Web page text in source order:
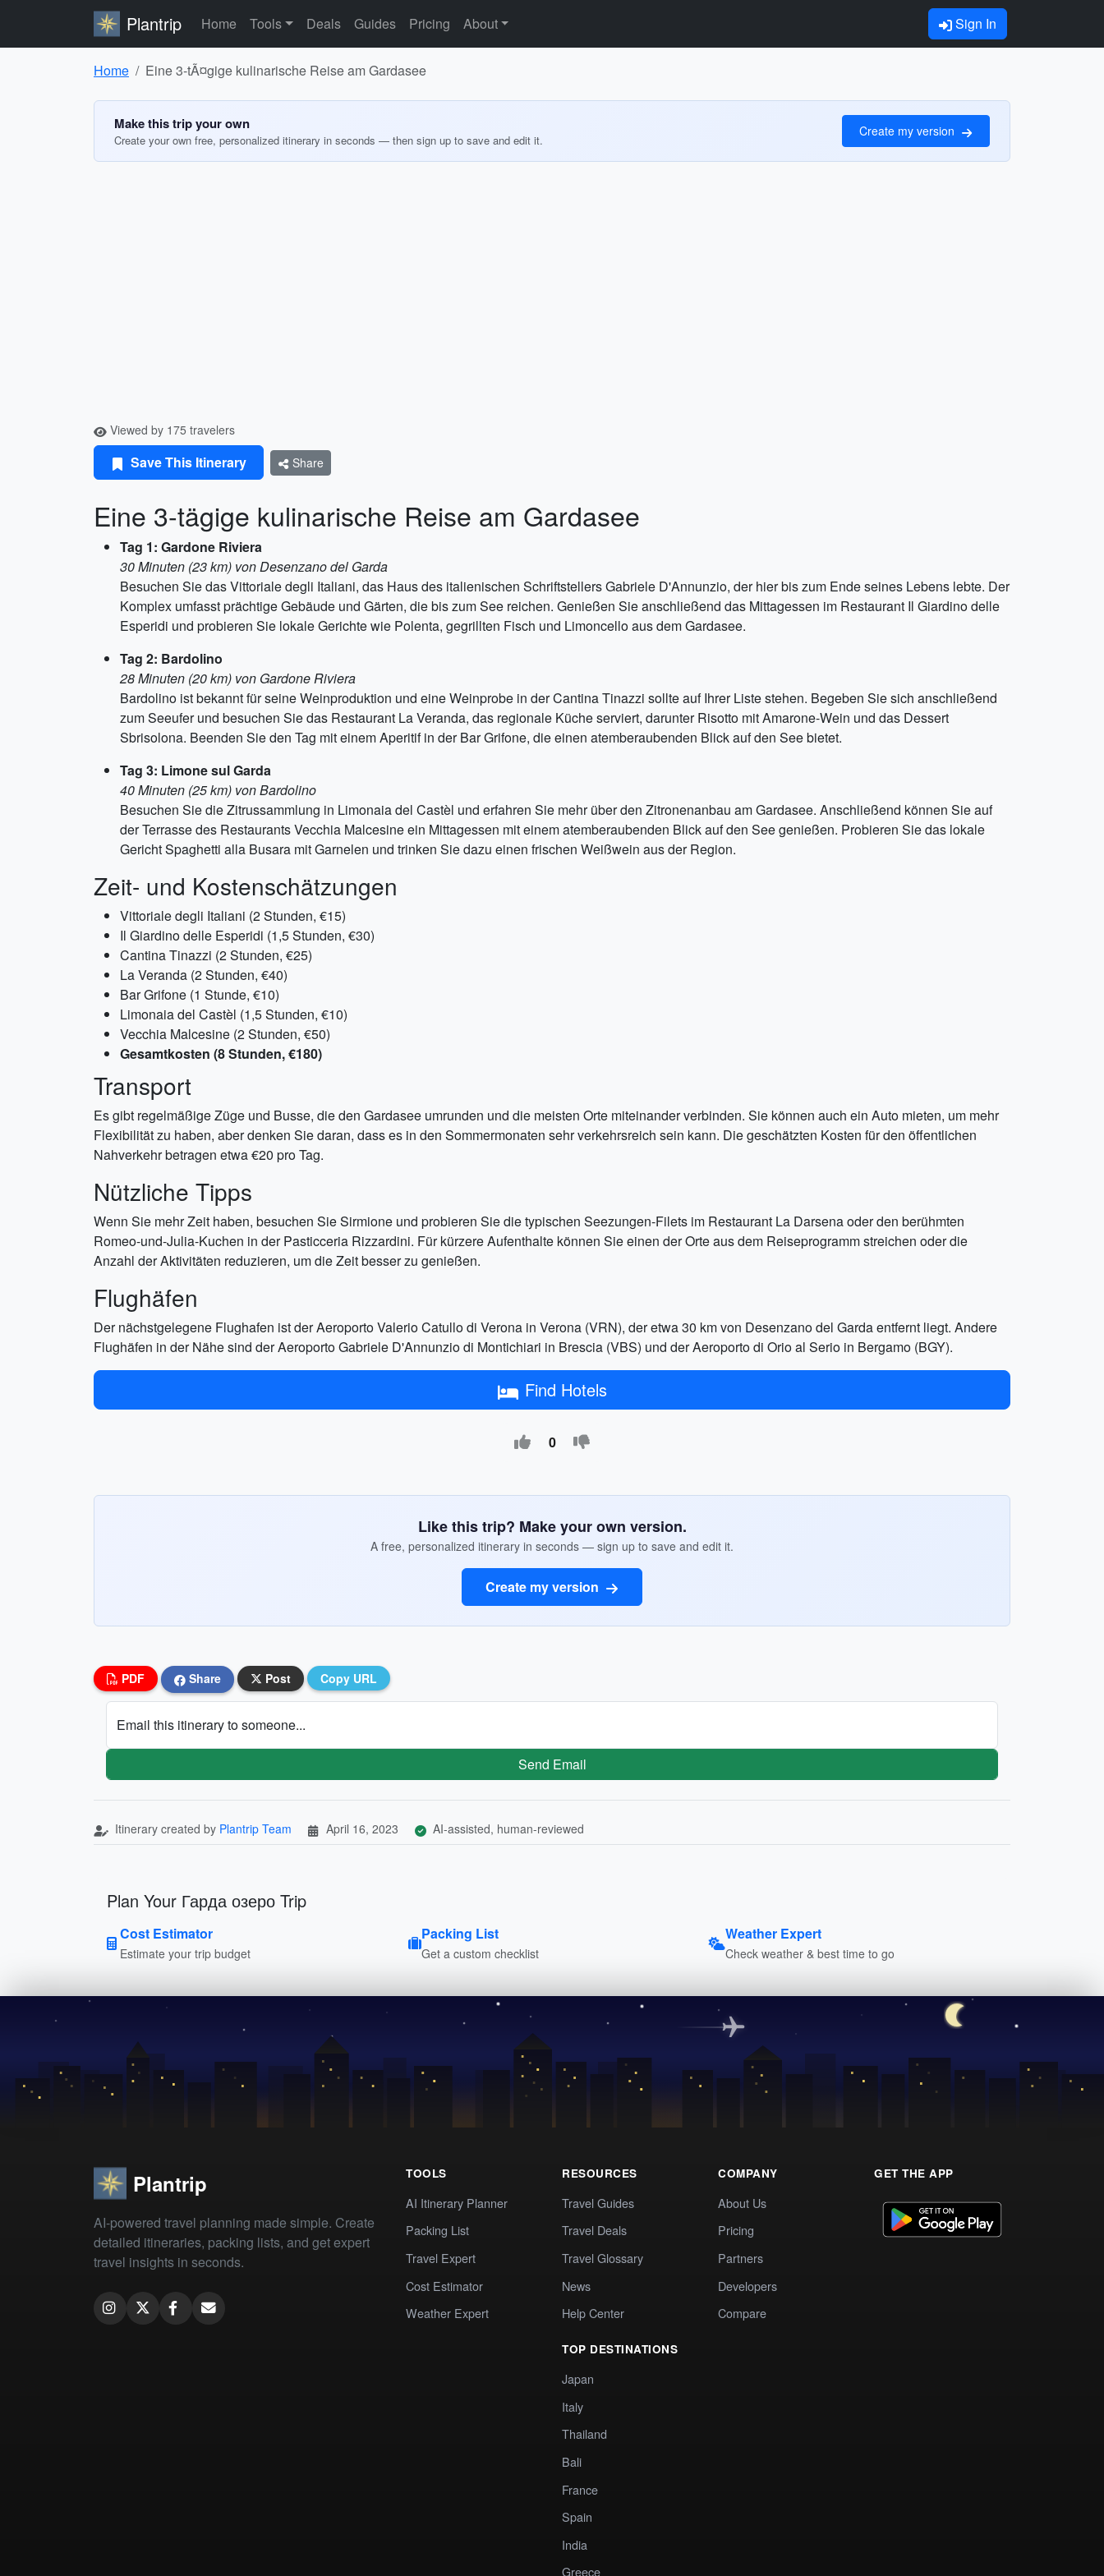
Plantrip Home Tools Deals Guides Pricing About Sign In
Home Eine 3-tÃ¤gige kulinarische Reise am Gardasee
Make this trip your own
Create your own free, personalized itinerary in seconds — then sign up to save and edit it.
Create my version
Viewed by 175 travelers
Save This Itinerary Share
Eine 3-tägige kulinarische Reise am Gardasee
Tag 1: Gardone Riviera
30 Minuten (23 km) von Desenzano del Garda
Besuchen Sie das Vittoriale degli Italiani, das Haus des italienischen Schriftstellers Gabriele D'Annunzio, der hier bis zum Ende seines Lebens lebte. Der
Komplex umfasst prächtige Gebäude und Gärten, die bis zum See reichen. Genießen Sie anschließend das Mittagessen im Restaurant Il Giardino delle
Esperidi und probieren Sie lokale Gerichte wie Polenta, gegrillten Fisch und Limoncello aus dem Gardasee.
Tag 2: Bardolino
28 Minuten (20 km) von Gardone Riviera
Bardolino ist bekannt für seine Weinproduktion und eine Weinprobe in der Cantina Tinazzi sollte auf Ihrer Liste stehen. Begeben Sie sich anschließend
zum Seeufer und besuchen Sie das Restaurant La Veranda, das regionale Küche serviert, darunter Risotto mit Amarone-Wein und das Dessert
Sbrisolona. Beenden Sie den Tag mit einem Aperitif in der Bar Grifone, die einen atemberaubenden Blick auf den See bietet.
Tag 3: Limone sul Garda
40 Minuten (25 km) von Bardolino
Besuchen Sie die Zitrussammlung in Limonaia del Castèl und erfahren Sie mehr über den Zitronenanbau am Gardasee. Anschließend können Sie auf
der Terrasse des Restaurants Vecchia Malcesine ein Mittagessen mit einem atemberaubenden Blick auf den See genießen. Probieren Sie das lokale
Gericht Spaghetti alla Busara mit Garnelen und trinken Sie dazu einen frischen Weißwein aus der Region.
Zeit- und Kostenschätzungen
Vittoriale degli Italiani (2 Stunden, €15)
Il Giardino delle Esperidi (1,5 Stunden, €30)
Cantina Tinazzi (2 Stunden, €25)
La Veranda (2 Stunden, €40)
Bar Grifone (1 Stunde, €10)
Limonaia del Castèl (1,5 Stunden, €10)
Vecchia Malcesine (2 Stunden, €50)
Gesamtkosten (8 Stunden, €180)
Transport
Es gibt regelmäßige Züge und Busse, die den Gardasee umrunden und die meisten Orte miteinander verbinden. Sie können auch ein Auto mieten, um mehr
Flexibilität zu haben, aber denken Sie daran, dass es in den Sommermonaten sehr verkehrsreich sein kann. Die geschätzten Kosten für den öffentlichen
Nahverkehr betragen etwa €20 pro Tag.
Nützliche Tipps
Wenn Sie mehr Zeit haben, besuchen Sie Sirmione und probieren Sie die typischen Seezungen-Filets im Restaurant La Darsena oder den berühmten
Romeo-und-Julia-Kuchen in der Pasticceria Rizzardini. Für kürzere Aufenthalte können Sie einen der Orte aus dem Reiseprogramm streichen oder die
Anzahl der Aktivitäten reduzieren, um die Zeit besser zu genießen.
Flughäfen
Der nächstgelegene Flughafen ist der Aeroporto Valerio Catullo di Verona in Verona (VRN), der etwa 30 km von Desenzano del Garda entfernt liegt. Andere
Flughäfen in der Nähe sind der Aeroporto Gabriele D'Annunzio di Montichiari in Brescia (VBS) und der Aeroporto di Orio al Serio in Bergamo (BGY).
Find Hotels
0
Like this trip? Make your own version.
A free, personalized itinerary in seconds — sign up to save and edit it.
Create my version
PDF Share Post Copy URL
Email this itinerary to someone...
Send Email
Itinerary created by Plantrip Team April 16, 2023 AI-assisted, human-reviewed
Plan Your Гарда озеро Trip
Cost Estimator
Estimate your trip budget
Packing List
Get a custom checklist
Weather Expert
Check weather & best time to go
Plantrip
AI-powered travel planning made simple. Create
detailed itineraries, packing lists, and get expert
travel insights in seconds.
TOOLS
AI Itinerary Planner
Packing List
Travel Expert
Cost Estimator
Weather Expert
RESOURCES
Travel Guides
Travel Deals
Travel Glossary
News
Help Center
TOP DESTINATIONS
Japan
Italy
Thailand
Bali
France
Spain
India
Greece
COMPANY
About Us
Pricing
Partners
Developers
Compare
GET THE APP